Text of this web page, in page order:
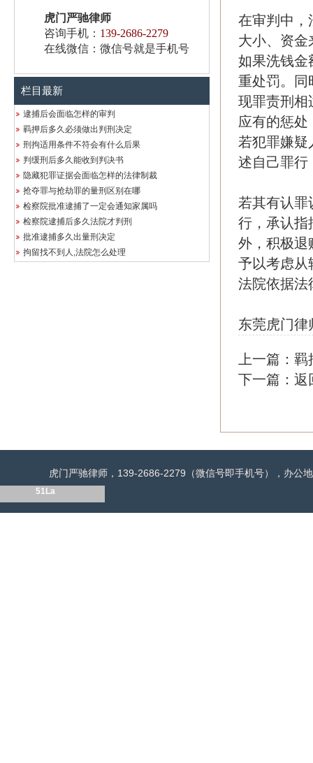
虎门严驰律师
咨询手机： 139-2686-2279
在线微信：微信号就是手机号
栏目最新
逮捕后会面临怎样的审判
羁押后多久必须做出判刑决定
刑拘适用条件不符会有什么后果
判缓刑后多久能收到判决书
隐藏犯罪证据会面临怎样的法律制裁
抢夺罪与抢劫罪的量刑区别在哪
检察院批准逮捕了一定会通知家属吗
检察院逮捕后多久法院才判刑
批准逮捕多久出量刑决定
拘留找不到人,法院怎么处理
在审判中，
大小、资金
如果洗钱金
重处罚。同
现罪责刑相
应有的惩处
若犯罪嫌疑
述自己罪行
若其有认罪
行，承认指
外，积极退
予以考虑从
法院依据法
东莞虎门律
上一篇： 羁
下一篇： 返
虎门严驰律师，139-2686-2279（微信号即手机号），办公
51La